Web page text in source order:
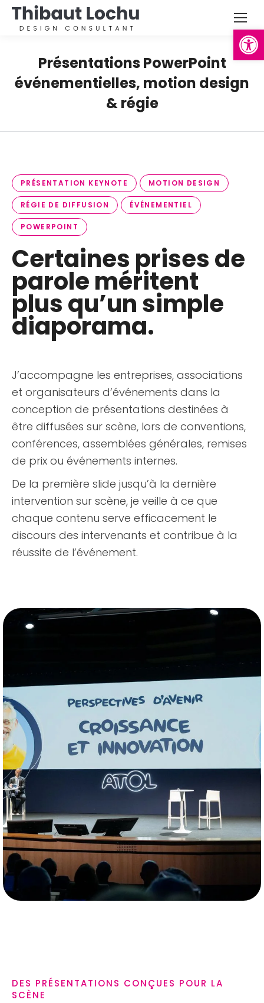
Ouvrir
Présentations PowerPoint
événementielles, motion design
& régie
PRÉSENTATION KEYNOTE MOTION DESIGN
RÉGIE DE DIFFUSION ÉVÉNEMENTIEL
POWERPOINT
Certaines prises de
parole méritent
plus qu’un simple
diaporama.
J’accompagne les entreprises, associations
et organisateurs d’événements dans la
conception de présentations destinées à
être diffusées sur scène, lors de conventions,
conférences, assemblées générales, remises
de prix ou événements internes.
De la première slide jusqu’à la dernière
intervention sur scène, je veille à ce que
chaque contenu serve efficacement le
discours des intervenants et contribue à la
réussite de l’événement.
DES PRÉSENTATIONS CONÇUES POUR LA
SCÈNE